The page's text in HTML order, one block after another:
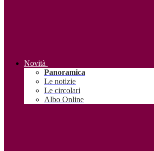
Novità
Panoramica
Le notizie
Le circolari
Albo Online